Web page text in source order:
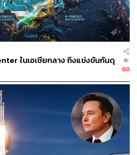
ประกอบด้วยหน่วยประมวลผลกลาง
ผลสูงสุด 20 คอร์ และโปรเซสเซอร์
กรรม Blackwell ที่มีแกนประมวลผล
บทั้งสองส่วนนี้จะใช้หน่วยความจำใน
ถจัดการกับโมเดล AI ขนาดใหญ่และ
งขึ้น
นโดยใช้อินเทอร์เฟซ NVLink ของ
อาเทคโนโลยีส่วนหนึ่งของดาต้า
ตอร์ส่วนบุคคล การออกแบบชิปนี้จะถูก
Manufacturing Co.
โลยีกระบวนการผลิตระดับ 3 นาโน
ในเอเชียกลาง ถึงแข่งขันกันดุ
80